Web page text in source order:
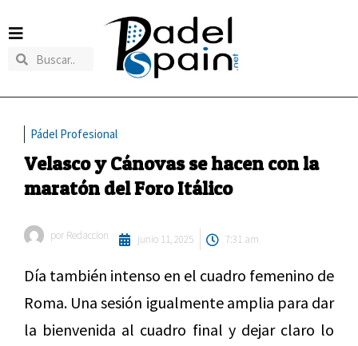
Pádel Profesional
Velasco y Cánovas se hacen con la
maratón del Foro Itálico
por Redaccion junio 11, 2025 7:31 am
Día también intenso en el cuadro femenino de
Roma. Una sesión igualmente amplia para dar
la bienvenida al cuadro final y dejar claro lo